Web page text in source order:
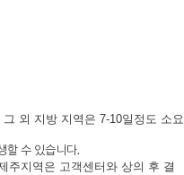
외 지방 지역은 7-10일정도 소요
할 수 있습니다.
주지역은 고객센터와 상의 후 결